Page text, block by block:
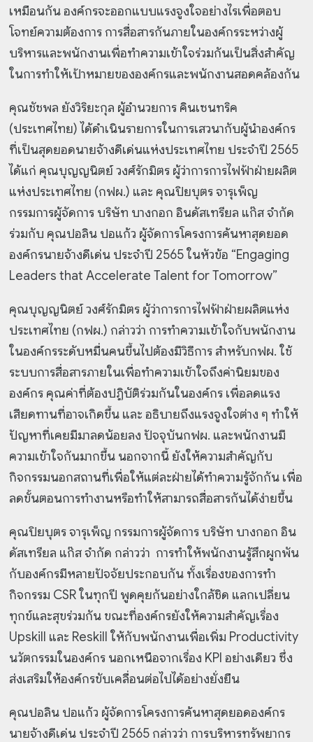
เหมือนกัน องค์กรจะออกแบบแรงจูงใจอย่างไรเพื่อตอบ
โจทย์ความต้องการ การสื่อสารกันภายในองค์กรระหว่างผู้
บริหารและพนักงานเพื่อทำความเข้าใจร่วมกันเป็นสิ่งสำคัญ
ในการทำให้เป้าหมายขององค์กรและพนักงานสอดคล้องกัน
คุณชัชพล ยังวิริยะกุล ผู้อำนวยการ คินเซนทริค
(ประเทศไทย) ได้ดำเนินรายการในการเสวนากับผู้นำองค์กร
ที่เป็นสุดยอดนายจ้างดีเด่นแห่งประเทศไทย ประจำปี 2565
ได้แก่ คุณบุญญนิตย์ วงศ์รักมิตร ผู้ว่าการการไฟฟ้าฝ่ายผลิต
แห่งประเทศไทย (กฟผ.) และ คุณปิยบุตร จารุเพ็ญ
กรรมการผู้จัดการ บริษัท บางกอก อินดัสเทรียล แก๊ส จำกัด
ร่วมกับ คุณปอลิน ปอแก้ว ผู้จัดการโครงการค้นหาสุดยอด
องค์กรนายจ้างดีเด่น ประจำปี 2565 ในหัวข้อ “Engaging
Leaders that Accelerate Talent for Tomorrow”
คุณบุญญนิตย์ วงศ์รักมิตร ผู้ว่าการการไฟฟ้าฝ่ายผลิตแห่ง
ประเทศไทย (กฟผ.) กล่าวว่า การทำความเข้าใจกับพนักงาน
ในองค์กรระดับหมื่นคนขึ้นไปต้องมีวิธีการ สำหรับกฟผ. ใช้
ระบบการสื่อสารภายในเพื่อทำความเข้าใจถึงค่านิยมของ
องค์กร คุณค่าที่ต้องปฏิบัติร่วมกันในองค์กร เพื่อลดแรง
เสียดทานที่อาจเกิดขึ้น และ อธิบายถึงแรงจูงใจต่าง ๆ ทำให้
ปัญหาที่เคยมีมาลดน้อยลง ปัจจุบันกฟผ. และพนักงานมี
ความเข้าใจกันมากขึ้น นอกจากนี้ ยังให้ความสำคัญกับ
กิจกรรมนอกสถานที่เพื่อให้แต่ละฝ่ายได้ทำความรู้จักกัน เพื่อ
ลดขั้นตอนการทำงานหรือทำให้สามารถสื่อสารกันได้ง่ายขึ้น
คุณปิยบุตร จารุเพ็ญ กรรมการผู้จัดการ บริษัท บางกอก อิน
ดัสเทรียล แก๊ส จำกัด กล่าวว่า การทำให้พนักงานรู้สึกผูกพัน
กับองค์กรมีหลายปัจจัยประกอบกัน ทั้งเรื่องของการทำ
กิจกรรม CSR ในทุกปี พูดคุยกันอย่างใกล้ชิด แลกเปลี่ยน
ทุกข์และสุขร่วมกัน ขณะที่องค์กรยังให้ความสำคัญเรื่อง
Upskill และ Reskill ให้กับพนักงานเพื่อเพิ่ม Productivity
นวัตกรรมในองค์กร นอกเหนือจากเรื่อง KPI อย่างเดียว ซึ่ง
ส่งเสริมให้องค์กรขับเคลื่อนต่อไปได้อย่างยั่งยืน
คุณปอลิน ปอแก้ว ผู้จัดการโครงการค้นหาสุดยอดองค์กร
นายจ้างดีเด่น ประจำปี 2565 กล่าวว่า การบริหารทรัพยากร